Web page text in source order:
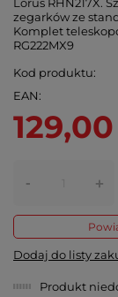
zegarków ze
Komplet
RG222MX9
Kod produktu
EAN
129,00
- +
Dodaj do listy
Produkt